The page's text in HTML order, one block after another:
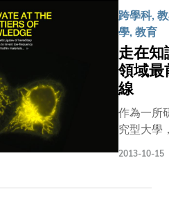
長期服
務獎頒
獎典禮
於二月
舉行。
240名
服務大
學滿二
資深教
首一
跨學科,
學, 教育
走在知
領域最
線
作為一所
究型大學
2013-10-15